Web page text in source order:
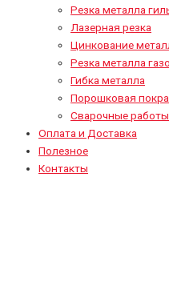
Резка металла
Лазерная резка
Цинкование
Резка металла
Гибка металла
Порошковая
Сварочные работы
Оплата и Доставка
Полезное
Контакты